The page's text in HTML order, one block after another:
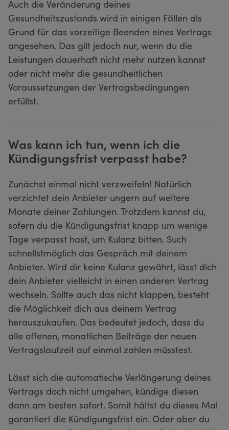
Auch die Veränderung deines
Gesundheitszustands wird in einigen Fällen als
Grund für das vorzeitige Beenden eines Vertrags
angesehen. Das gilt jedoch nur, wenn du die
Leistungen dauerhaft nicht mehr nutzen kannst
oder nicht mehr die gesundheitlichen
Voraussetzungen der Vertragsbedingungen
erfüllst.
Was kann ich tun, wenn ich die
Kündigungsfrist verpasst habe?
Zunächst einmal nicht verzweifeln! Natürlich
verzichtet dein Anbieter ungern auf weitere
Monate deiner Zahlungen. Trotzdem kannst du,
sofern du die Kündigungsfrist knapp um wenige
Tage verpasst hast, um Kulanz bitten. Such
schnellstmöglich das Gespräch mit deinem
Anbieter. Wird dir keine Kulanz gewährt, lässt dich
dein Anbieter vielleicht in einen anderen Vertrag
wechseln. Sollte auch das nicht klappen, besteht
die Möglichkeit dich aus deinem Vertrag
herauszukaufen. Das bedeutet jedoch, dass du
alle offenen, monatlichen Beiträge der neuen
Vertragslaufzeit auf einmal zahlen müsstest.
Lässt sich die automatische Verlängerung deines
Vertrags doch nicht umgehen, kündige diesen
dann am besten sofort. Somit hältst du dieses Mal
garantiert die Kündigungsfrist ein. Oder aber du